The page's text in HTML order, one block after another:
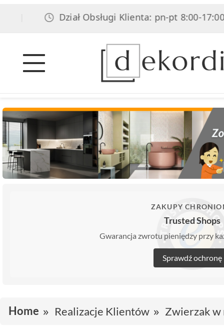
Dział Obsługi Klienta: pn-pt 8:00-17:00, sob
ZAKUPY
Trusted Shops
Gwarancja zwrotu pieniędzy przy
Sprawdź ochronę
Home Realizacje Klientów Zwierzak w